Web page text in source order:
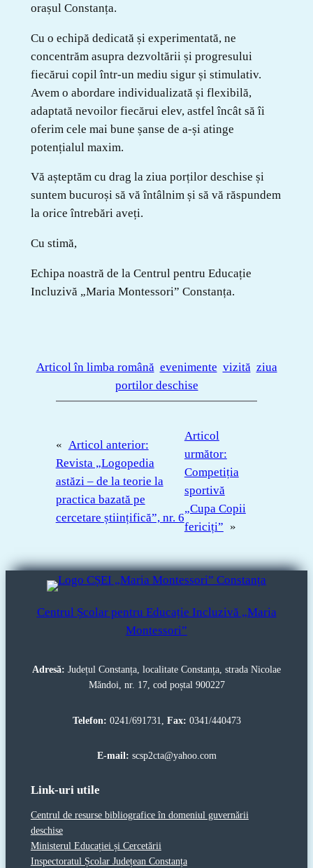
orașul Constanța.
Cu o echipă dedicată și experimentată, ne
concentrăm asupra dezvoltării și progresului
fiecărui copil într-un mediu sigur și stimulativ.
Avem o abordare individualizată și flexibilă,
adaptată nevoilor fiecărui elev, astfel încât să îi
oferim cele mai bune șanse de a-și atinge
potențialul maxim.
Vă așteptăm cu drag la ziua porților deschise și
suntem bucuroși să vă întâlnim și să vă răspundem
la orice întrebări aveți.
Cu stimă,
Echipa noastră de la Centrul pentru Educație
Incluzivă „Maria Montessori” Constanța.
Articol în limba română evenimente vizită ziua
portilor deschise
« Articol anterior:
Revista „Logopedia
astăzi – de la teorie la
practica bazată pe
cercetare științifică”, nr. 6
Articol
următor:
Competiția
sportivă
„Cupa Copii
fericiți” »
Centrul Școlar pentru Educație Incluzivă „Maria
Montessori”
Adresă: Județul Constanța, localitate Constanța, strada Nicolae
Măndoi, nr. 17, cod poștal 900227
Telefon: 0241/691731, Fax: 0341/440473
E-mail: scsp2cta@yahoo.com
Link-uri utile
Centrul de resurse bibliografice în domeniul guvernării
deschise
Ministerul Educației și Cercetării
Inspectoratul Școlar Județean Constanța